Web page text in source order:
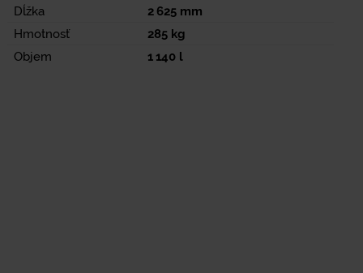
Dĺžka
2 625 mm
Hmotnosť
285 kg
Objem
1 140 l